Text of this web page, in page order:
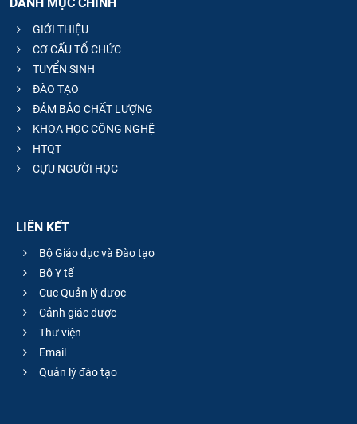
DANH MỤC CHÍNH
GIỚI THIỆU
CƠ CẤU TỔ CHỨC
TUYỂN SINH
ĐÀO TẠO
ĐẢM BẢO CHẤT LƯỢNG
KHOA HỌC CÔNG NGHỆ
HTQT
CỰU NGƯỜI HỌC
LIÊN KẾT
Bộ Giáo dục và Đào tạo
Bộ Y tế
Cục Quản lý dược
Cảnh giác dược
Thư viện
Email
Quản lý đào tạo